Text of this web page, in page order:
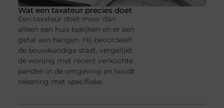
Wat een taxateur precies doet
Een taxateur doet meer dan
alleen een huis bekijken en er een
getal aan hangen. Hij beoordeelt
de bouwkundige staat, vergelijkt
de woning met recent verkochte
panden in de omgeving en houdt
rekening met specifieke